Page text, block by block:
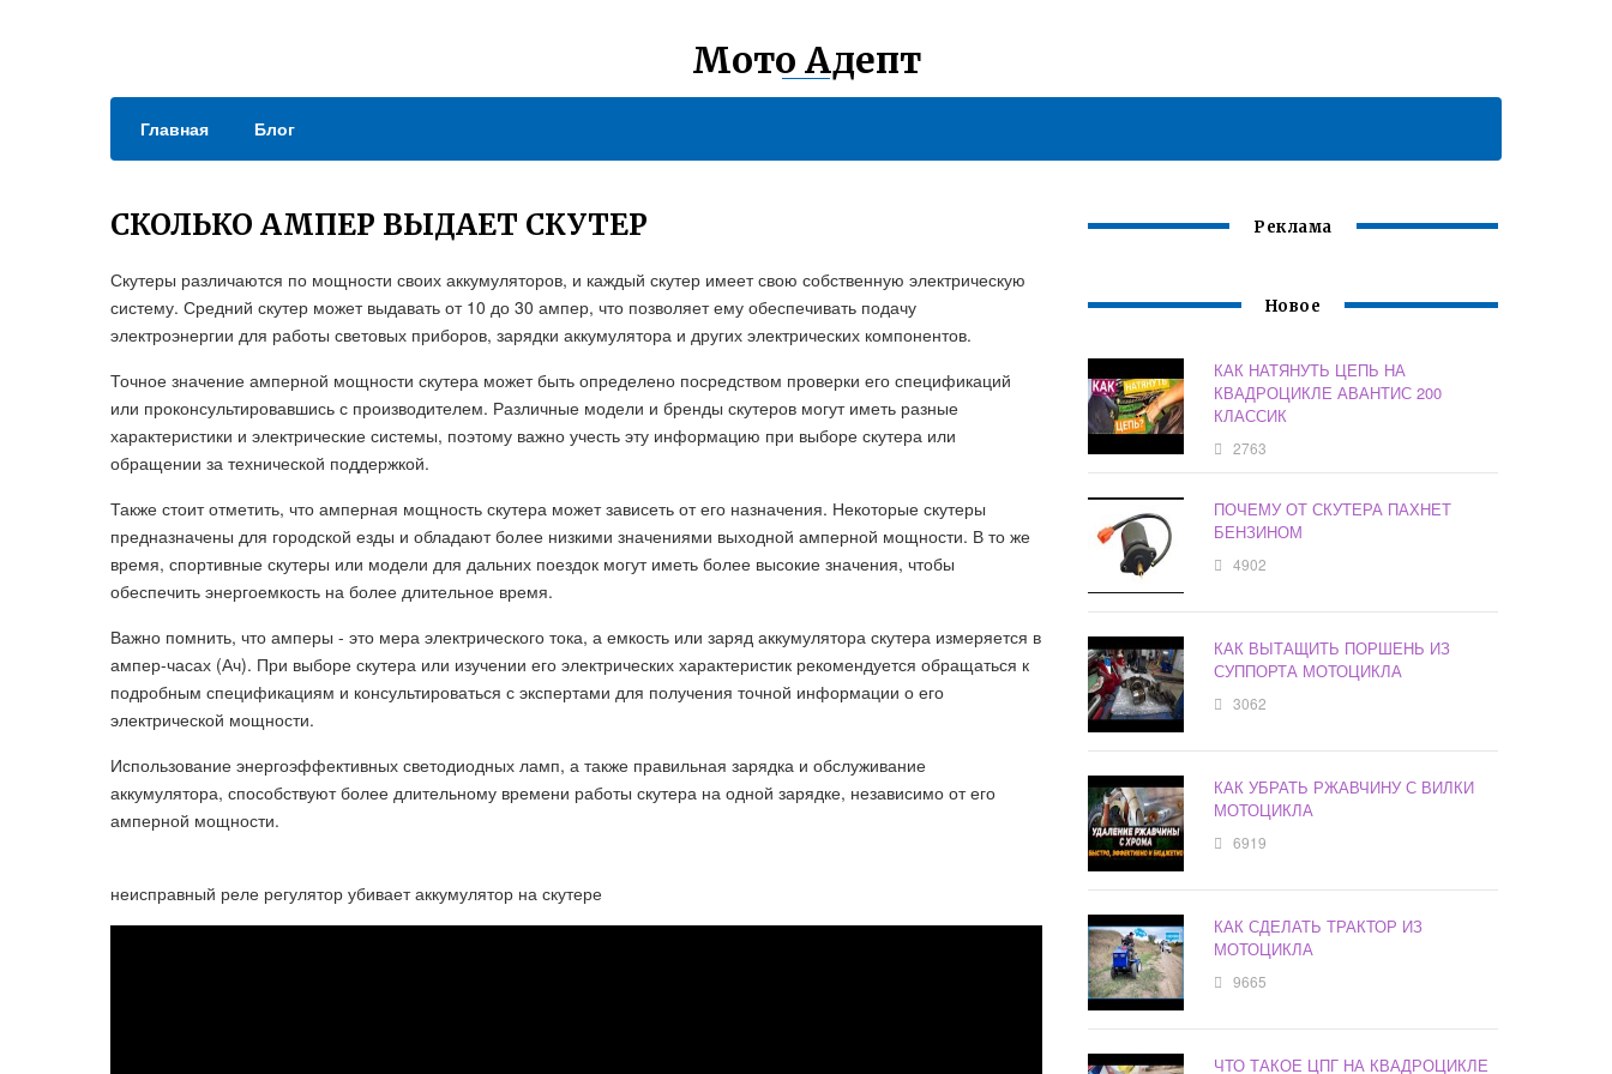
Мото Адепт
Главная Блог
СКОЛЬКО АМПЕР ВЫДАЕТ СКУТЕР
Скутеры различаются по мощности своих аккумуляторов, и каждый скутер имеет свою собственную электрическую
систему. Средний скутер может выдавать от 10 до 30 ампер, что позволяет ему обеспечивать подачу
электроэнергии для работы световых приборов, зарядки аккумулятора и других электрических компонентов.
Точное значение амперной мощности скутера может быть определено посредством проверки его спецификаций
или проконсультировавшись с производителем. Различные модели и бренды скутеров могут иметь разные
характеристики и электрические системы, поэтому важно учесть эту информацию при выборе скутера или
обращении за технической поддержкой.
Также стоит отметить, что амперная мощность скутера может зависеть от его назначения. Некоторые скутеры
предназначены для городской езды и обладают более низкими значениями выходной амперной мощности. В то же
время, спортивные скутеры или модели для дальних поездок могут иметь более высокие значения, чтобы
обеспечить энергоемкость на более длительное время.
Важно помнить, что амперы - это мера электрического тока, а емкость или заряд аккумулятора скутера измеряется в
ампер-часах (Ач). При выборе скутера или изучении его электрических характеристик рекомендуется обращаться к
подробным спецификациям и консультироваться с экспертами для получения точной информации о его
электрической мощности.
Использование энергоэффективных светодиодных ламп, а также правильная зарядка и обслуживание
аккумулятора, способствуют более длительному времени работы скутера на одной зарядке, независимо от его
амперной мощности.
неисправный реле регулятор убивает аккумулятор на скутере
Реклама
Новое
КАК НАТЯНУТЬ ЦЕПЬ НА
КВАДРОЦИКЛЕ АВАНТИС 200
КЛАССИК
2763
ПОЧЕМУ ОТ СКУТЕРА ПАХНЕТ
БЕНЗИНОМ
4902
КАК ВЫТАЩИТЬ ПОРШЕНЬ ИЗ
СУППОРТА МОТОЦИКЛА
3062
КАК УБРАТЬ РЖАВЧИНУ С ВИЛКИ
МОТОЦИКЛА
6919
КАК СДЕЛАТЬ ТРАКТОР ИЗ
МОТОЦИКЛА
9665
ЧТО ТАКОЕ ЦПГ НА КВАДРОЦИКЛЕ